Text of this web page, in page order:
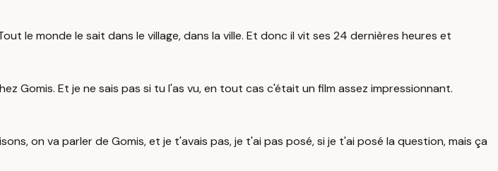
le monde le sait dans le village, dans la ville. Et donc il vit ses 24 dernières heures et
Gomis. Et je ne sais pas si tu l'as vu, en tout cas c'était un film assez impressionnant.
on va parler de Gomis, et je t'avais pas, je t'ai pas posé, si je t'ai posé la question, mais ça